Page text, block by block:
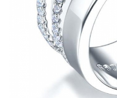
Cele mai vandute
Cele mai votate
Cu video
0 Lei - 100 Lei
100 Lei - 200 Lei